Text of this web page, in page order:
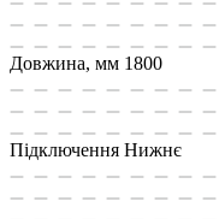
Довжина, мм 1800
Підключення Нижнє